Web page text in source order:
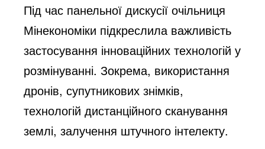
Під час панельної дискусії очільниця
Мінекономіки підкреслила важливість
застосування інноваційних технологій у
розмінуванні. Зокрема, використання
дронів, супутникових знімків,
технологій дистанційного сканування
землі, залучення штучного інтелекту.